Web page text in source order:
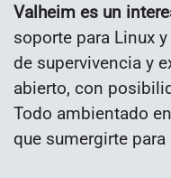
Valheim es un
soporte para Linux
de supervivencia y
abierto, con
Todo ambientado
que sumergirte